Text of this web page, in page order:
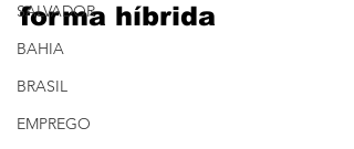
SALVADOR
BAHIA
BRASIL
EMPREGO
forma híbrida